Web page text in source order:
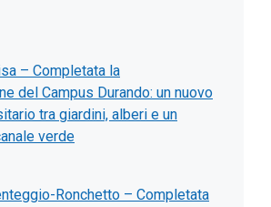
– Completata la
del Campus Durando: un nuovo
tra giardini, alberi e un
verde
Ronchetto – Completata